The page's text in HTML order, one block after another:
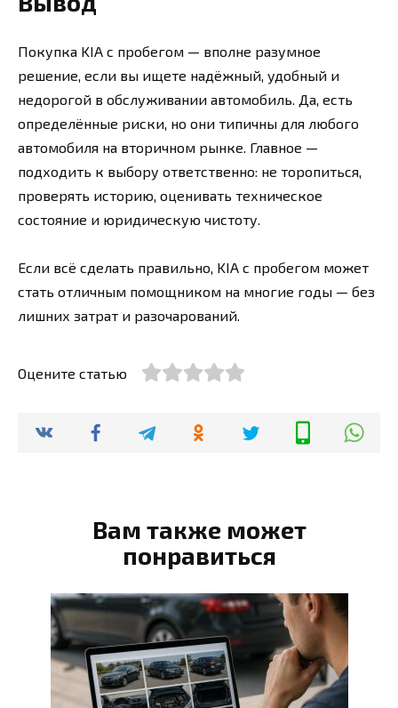
Покупка KIA с пробегом — вполне разумное
решение, если вы ищете надёжный, удобный и
недорогой в обслуживании автомобиль. Да, есть
определённые риски, но они типичны для любого
автомобиля на вторичном рынке. Главное —
подходить к выбору ответственно: не торопиться,
проверять историю, оценивать техническое
состояние и юридическую чистоту.
Если всё сделать правильно, KIA с пробегом может
стать отличным помощником на многие годы — без
лишних затрат и разочарований.
Оцените статью
Вам также может
понравиться